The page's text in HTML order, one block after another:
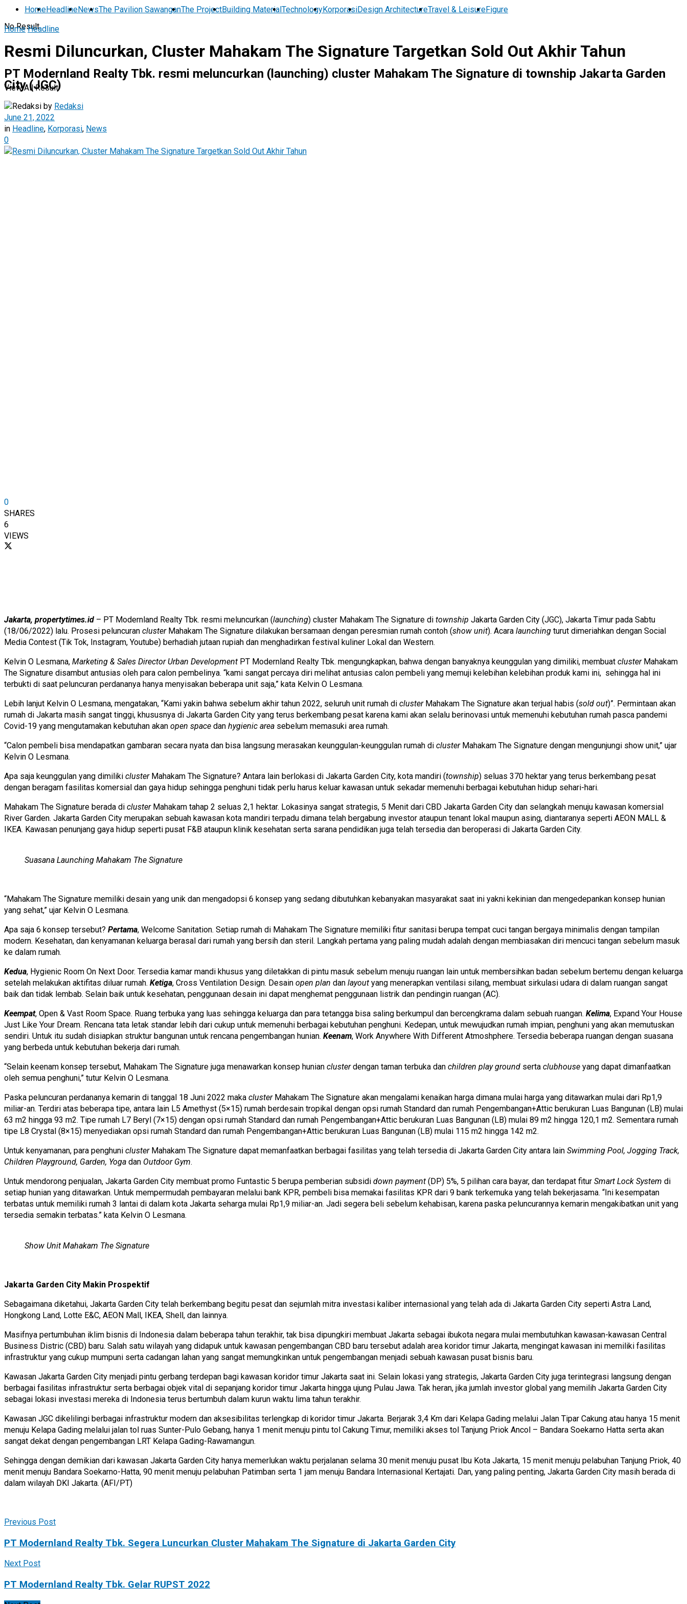
No Result
View All Result
HomeHeadlineNewsThe Pavilion SawanganThe ProjectBuilding MaterialTechnologyKorporasiDesign ArchitectureTravel & LeisureFigure
Home Headline
Resmi Diluncurkan, Cluster Mahakam The Signature Targetkan Sold Out Akhir Tahun
PT Modernland Realty Tbk. resmi meluncurkan (launching) cluster Mahakam The Signature di township Jakarta Garden
City (JGC)
by Redaksi
June 21, 2022
in Headline, Korporasi, News
0
0
SHARES
6
VIEWS
Jakarta, propertytimes.id – PT Modernland Realty Tbk. resmi meluncurkan (launching) cluster Mahakam The Signature di township Jakarta Garden City (JGC), Jakarta Timur pada Sabtu
(18/06/2022) lalu. Prosesi peluncuran clusterMahakam The Signature dilakukan bersamaan dengan peresmian rumah contoh (show unit). Acara launching turut dimeriahkan dengan Social
Media Contest (Tik Tok, Instagram, Youtube) berhadiah jutaan rupiah dan menghadirkan festival kuliner Lokal dan Western.
Kelvin O Lesmana, Marketing & Sales Director Urban Development PT Modernland Realty Tbk. mengungkapkan, bahwa dengan banyaknya keunggulan yang dimiliki, membuat clusterMahakam
The Signature disambut antusias oleh para calon pembelinya. “kami sangat percaya diri melihat antusias calon pembeli yang memuji kelebihan kelebihan produk kami ini, sehingga hal ini
terbukti di saat peluncuran perdananya hanya menyisakan beberapa unit saja,” kata Kelvin O Lesmana.
Lebih lanjut Kelvin O Lesmana, mengatakan, “Kami yakin bahwa sebelum akhir tahun 2022, seluruh unit rumah di clusterMahakam The Signature akan terjual habis (sold out)”. Permintaan akan
rumah di Jakarta masih sangat tinggi, khususnya di Jakarta Garden City yang terus berkembang pesat karena kami akan selalu berinovasi untuk memenuhi kebutuhan rumah pasca pandemi
Covid-19 yang mengutamakan kebutuhan akan open space dan hygienic area sebelum memasuki area rumah.
“Calon pembeli bisa mendapatkan gambaran secara nyata dan bisa langsung merasakan keunggulan-keunggulan rumah di clusterMahakam The Signature dengan mengunjungi show unit,” ujar
Kelvin O Lesmana.
Apa saja keunggulan yang dimiliki clusterMahakam The Signature? Antara lain berlokasi di Jakarta Garden City, kota mandiri (township) seluas 370 hektar yang terus berkembang pesat
dengan beragam fasilitas komersial dan gaya hidup sehingga penghuni tidak perlu harus keluar kawasan untuk sekadar memenuhi berbagai kebutuhan hidup sehari-hari.
Mahakam The Signature berada di clusterMahakam tahap 2 seluas 2,1 hektar. Lokasinya sangat strategis, 5 Menit dari CBD Jakarta Garden City dan selangkah menuju kawasan komersial
River Garden. Jakarta Garden City merupakan sebuah kawasan kota mandiri terpadu dimana telah bergabung investor ataupun tenant lokal maupun asing, diantaranya seperti AEON MALL &
IKEA. Kawasan penunjang gaya hidup seperti pusat F&B ataupun klinik kesehatan serta sarana pendidikan juga telah tersedia dan beroperasi di Jakarta Garden City.
Suasana Launching Mahakam The Signature
“Mahakam The Signature memiliki desain yang unik dan mengadopsi 6 konsep yang sedang dibutuhkan kebanyakan masyarakat saat ini yakni kekinian dan mengedepankan konsep hunian
yang sehat,” ujar Kelvin O Lesmana.
Apa saja 6 konsep tersebut? Pertama, Welcome Sanitation. Setiap rumah di Mahakam The Signature memiliki fitur sanitasi berupa tempat cuci tangan bergaya minimalis dengan tampilan
modern. Kesehatan, dan kenyamanan keluarga berasal dari rumah yang bersih dan steril. Langkah pertama yang paling mudah adalah dengan membiasakan diri mencuci tangan sebelum masuk
ke dalam rumah.
Kedua, Hygienic Room On Next Door. Tersedia kamar mandi khusus yang diletakkan di pintu masuk sebelum menuju ruangan lain untuk membersihkan badan sebelum bertemu dengan keluarga
setelah melakukan aktifitas diluar rumah. Ketiga, Cross Ventilation Design. Desain open plan dan layout yang menerapkan ventilasi silang, membuat sirkulasi udara di dalam ruangan sangat
baik dan tidak lembab. Selain baik untuk kesehatan, penggunaan desain ini dapat menghemat penggunaan listrik dan pendingin ruangan (AC).
Keempat, Open & Vast Room Space. Ruang terbuka yang luas sehingga keluarga dan para tetangga bisa saling berkumpul dan bercengkrama dalam sebuah ruangan. Kelima, Expand Your House
Just Like Your Dream. Rencana tata letak standar lebih dari cukup untuk memenuhi berbagai kebutuhan penghuni. Kedepan, untuk mewujudkan rumah impian, penghuni yang akan memutuskan
sendiri. Untuk itu sudah disiapkan struktur bangunan untuk rencana pengembangan hunian. Keenam, Work Anywhere With Different Atmoshphere. Tersedia beberapa ruangan dengan suasana
yang berbeda untuk kebutuhan bekerja dari rumah.
“Selain keenam konsep tersebut, Mahakam The Signature juga menawarkan konsep hunian clusterdengan taman terbuka dan children play ground serta clubhouse yang dapat dimanfaatkan
oleh semua penghuni,” tutur Kelvin O Lesmana.
Paska peluncuran perdananya kemarin di tanggal 18 Juni 2022 maka clusterMahakam The Signature akan mengalami kenaikan harga dimana mulai harga yang ditawarkan mulai dari Rp1,9
miliar-an. Terdiri atas beberapa tipe, antara lain L5 Amethyst (5×15) rumah berdesain tropikal dengan opsi rumah Standard dan rumah Pengembangan+Attic berukuran Luas Bangunan (LB) mulai
63 m2 hingga 93 m2. Tipe rumah L7 Beryl (7×15) dengan opsi rumah Standard dan rumah Pengembangan+Attic berukuran Luas Bangunan (LB) mulai 89 m2 hingga 120,1 m2. Sementara rumah
tipe L8 Crystal (8×15) menyediakan opsi rumah Standard dan rumah Pengembangan+Attic berukuran Luas Bangunan (LB) mulai 115 m2 hingga 142 m2.
Untuk kenyamanan, para penghuni clusterMahakam The Signature dapat memanfaatkan berbagai fasilitas yang telah tersedia di Jakarta Garden City antara lain Swimming Pool, Jogging Track,
Children Playground, Garden, Yoga dan Outdoor Gym.
Untuk mendorong penjualan, Jakarta Garden City membuat promo Funtastic 5 berupa pemberian subsidi down payment (DP) 5%, 5 pilihan cara bayar, dan terdapat fitur Smart Lock System di
setiap hunian yang ditawarkan. Untuk mempermudah pembayaran melalui bank KPR, pembeli bisa memakai fasilitas KPR dari 9 bank terkemuka yang telah bekerjasama. “Ini kesempatan
terbatas untuk memiliki rumah 3 lantai di dalam kota Jakarta seharga mulai Rp1,9 miliar-an. Jadi segera beli sebelum kehabisan, karena paska peluncurannya kemarin mengakibatkan unit yang
tersedia semakin terbatas.” kata Kelvin O Lesmana.
Show Unit Mahakam The Signature
Jakarta Garden City Makin Prospektif
Sebagaimana diketahui, Jakarta Garden City telah berkembang begitu pesat dan sejumlah mitra investasi kaliber internasional yang telah ada di Jakarta Garden City seperti Astra Land,
Hongkong Land, Lotte E&C, AEON Mall, IKEA, Shell, dan lainnya.
Masifnya pertumbuhan iklim bisnis di Indonesia dalam beberapa tahun terakhir, tak bisa dipungkiri membuat Jakarta sebagai ibukota negara mulai membutuhkan kawasan-kawasan Central
Business Distric (CBD) baru. Salah satu wilayah yang didapuk untuk kawasan pengembangan CBD baru tersebut adalah area koridor timur Jakarta, mengingat kawasan ini memiliki fasilitas
infrastruktur yang cukup mumpuni serta cadangan lahan yang sangat memungkinkan untuk pengembangan menjadi sebuah kawasan pusat bisnis baru.
Kawasan Jakarta Garden City menjadi pintu gerbang terdepan bagi kawasan koridor timur Jakarta saat ini. Selain lokasi yang strategis, Jakarta Garden City juga terintegrasi langsung dengan
berbagai fasilitas infrastruktur serta berbagai objek vital di sepanjang koridor timur Jakarta hingga ujung Pulau Jawa. Tak heran, jika jumlah investor global yang memilih Jakarta Garden City
sebagai lokasi investasi mereka di Indonesia terus bertumbuh dalam kurun waktu lima tahun terakhir.
Kawasan JGC dikelilingi berbagai infrastruktur modern dan aksesibilitas terlengkap di koridor timur Jakarta. Berjarak 3,4 Km dari Kelapa Gading melalui Jalan Tipar Cakung atau hanya 15 menit
menuju Kelapa Gading melalui jalan tol ruas Sunter-Pulo Gebang, hanya 1 menit menuju pintu tol Cakung Timur, memiliki akses tol Tanjung Priok Ancol – Bandara Soekarno Hatta serta akan
sangat dekat dengan pengembangan LRT Kelapa Gading-Rawamangun.
Sehingga dengan demikian dari kawasan Jakarta Garden City hanya memerlukan waktu perjalanan selama 30 menit menuju pusat Ibu Kota Jakarta, 15 menit menuju pelabuhan Tanjung Priok, 40
menit menuju Bandara Soekarno-Hatta, 90 menit menuju pelabuhan Patimban serta 1 jam menuju Bandara Internasional Kertajati. Dan, yang paling penting, Jakarta Garden City masih berada di
dalam wilayah DKI Jakarta. (AFI/PT)
Previous Post
PT Modernland Realty Tbk. Segera Luncurkan Cluster Mahakam The Signature di Jakarta Garden City
Next Post
PT Modernland Realty Tbk. Gelar RUPST 2022